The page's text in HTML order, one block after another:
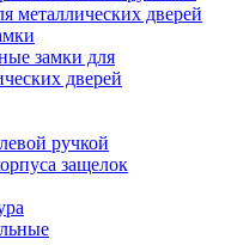
металлических дверей
замки для
дверей
ручкой
защелок